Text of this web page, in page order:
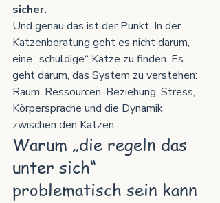
sicher.
Und genau das ist der Punkt. In der
Katzenberatung geht es nicht darum,
eine „schuldige“ Katze zu finden. Es
geht darum, das System zu verstehen:
Raum, Ressourcen, Beziehung, Stress,
Körpersprache und die Dynamik
zwischen den Katzen.
Warum „die regeln das
unter sich“
problematisch sein kann